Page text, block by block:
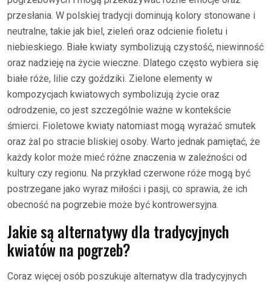
przesłania. W polskiej tradycji dominują kolory stonowane i
neutralne, takie jak biel, zieleń oraz odcienie fioletu i
niebieskiego. Białe kwiaty symbolizują czystość, niewinność
oraz nadzieję na życie wieczne. Dlatego często wybiera się
białe róże, lilie czy goździki. Zielone elementy w
kompozycjach kwiatowych symbolizują życie oraz
odrodzenie, co jest szczególnie ważne w kontekście
śmierci. Fioletowe kwiaty natomiast mogą wyrażać smutek
oraz żal po stracie bliskiej osoby. Warto jednak pamiętać, że
każdy kolor może mieć różne znaczenia w zależności od
kultury czy regionu. Na przykład czerwone róże mogą być
postrzegane jako wyraz miłości i pasji, co sprawia, że ich
obecność na pogrzebie może być kontrowersyjna.
Jakie są alternatywy dla tradycyjnych
kwiatów na pogrzeb?
Coraz więcej osób poszukuje alternatyw dla tradycyjnych